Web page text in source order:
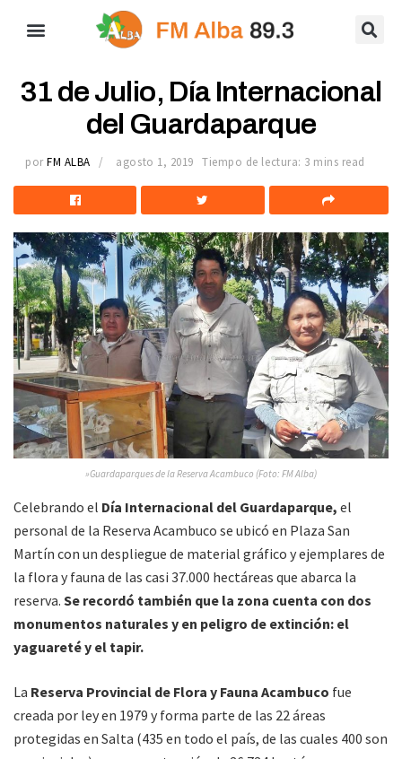
31 de Julio, Día Internacional
del Guardaparque
por FM ALBA agosto 1, 2019 Tiempo de lectura: 3 mins read
»Guardaparques de la Reserva Acambuco (Foto: FM Alba)
Celebrando el Día Internacional del Guardaparque, el
personal de la Reserva Acambuco se ubicó en Plaza San
Martín con un despliegue de material gráfico y ejemplares de
la flora y fauna de las casi 37.000 hectáreas que abarca la
reserva. Se recordó también que la zona cuenta con dos
monumentos naturales y en peligro de extinción: el
yaguareté y el tapir.
La Reserva Provincial de Flora y Fauna Acambuco fue
creada por ley en 1979 y forma parte de las 22 áreas
protegidas en Salta (435 en todo el país, de las cuales 400 son